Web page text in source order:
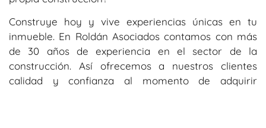
Construye hoy y vive experiencias únicas en tu
inmueble. En Roldán Asociados contamos con más
de 30 años de experiencia en el sector de la
construcción. Así ofrecemos a nuestros clientes
calidad y confianza al momento de adquirir